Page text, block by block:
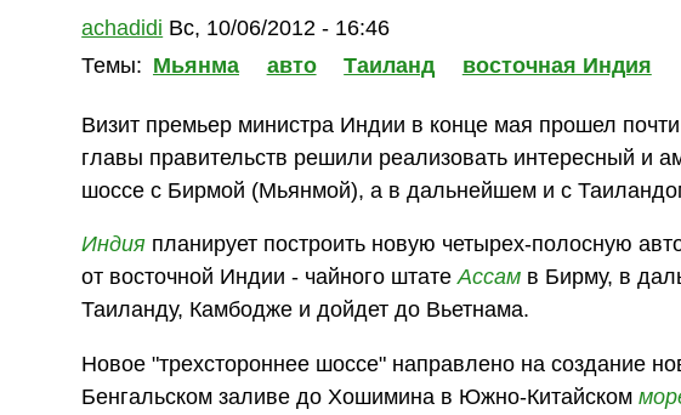
achadidi Вс, 10/06/2012 - 16:46
Темы: Мьянма авто Таиланд восточная Индия
Визит премьер министра Индии в конце мая прошел
главы правительств решили реализовать интересный и
шоссе с Бирмой (Мьянмой), а в дальнейшем и с
Индия планирует построить новую четырех-полосную
от восточной Индии - чайного штатеАссам в Бирму, в
Таиланду, Камбодже и дойдет до Вьетнама.
Новое "трехстороннее шоссе" направлено ​​на создание
Бенгальском заливе до Хошимина в Южно-Китайском